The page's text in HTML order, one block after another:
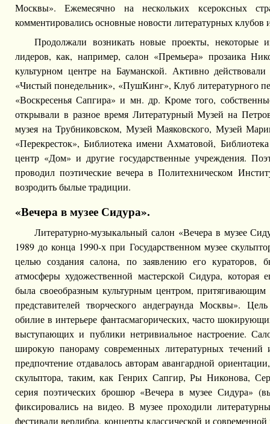
Москвы». Ежемесячно на нескольких ксероксных
комментировались основные новости литературных клубов
Продолжали возникать новые проекты, некоторые
лидеров, как, например, салон «Премьера» прозаика
культурном центре на Бауманской. Активно
«Чистый понедельник», «ПушКинг», Клуб литературного
«Воскресенья Сапгира» и мн. др. Кроме того,
открывали в разное время Литературный Музей на
музея на Трубниковском, Музей Маяковского, Музей
«Перекресток», Библиотека имени Ахматовой,
центр «Дом» и другие государственные учреждения.
проводил поэтические вечера в Политехническом
возродить былые традиции.
«Вечера в музее Сидура».
Литературно-музыкальный салон «Вечера в музее
1989 до конца 1990-х при Государственном музее
целью создания салона, по заявлению его кураторов,
атмосферы художественной мастерской Сидура, которая
была своеобразным культурным центром, притягивающим
представителей творческого андеграунда Москвы».
обилие в интерьере фантасмагорических, часто
выступающих и публики нетривиальное настроение.
широкую панораму современных литературных течений
предпочтение отдавалось авторам авангардной
скульптора, таким, как Генрих Сапгир, Ры Никонова,
серия поэтических брошюр «Вечера в музее Сидура»
фиксировались на видео. В музее проходили
фестивали верлибра, концерты классической и